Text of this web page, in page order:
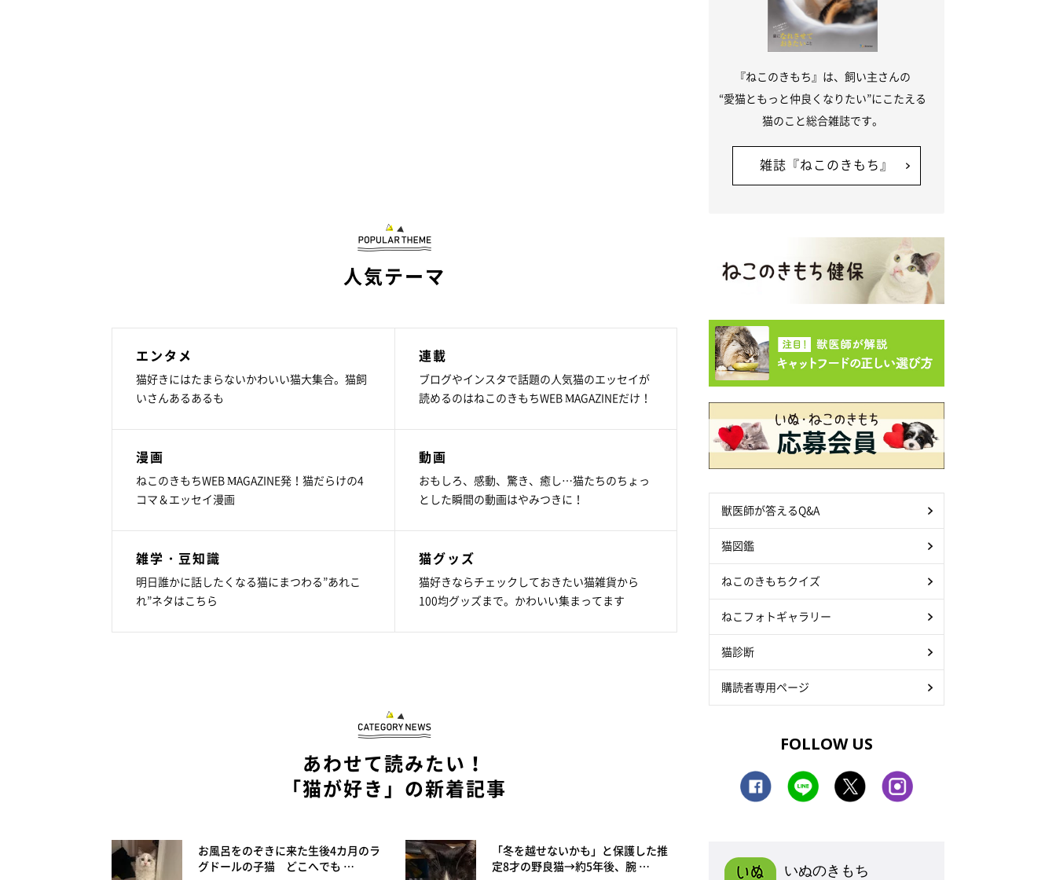
人気テーマ
エンタメ
猫好きにはたまらないかわいい猫大集合。猫飼
いさんあるあるも
連載
ブログやインスタで話題の人気猫のエッセイが
読めるのはねこのきもちWEB MAGAZINEだけ！
漫画
ねこのきもちWEB MAGAZINE発！猫だらけの4
コマ＆エッセイ漫画
動画
おもしろ、感動、驚き、癒し…猫たちのちょっ
とした瞬間の動画はやみつきに！
雑学・豆知識
明日誰かに話したくなる猫にまつわる”あれこ
れ”ネタはこちら
猫グッズ
猫好きならチェックしておきたい猫雑貨から
100均グッズまで。かわいい集まってます
あわせて読みたい！
「猫が好き」の新着記事
お風呂をのぞきに来た生後4カ月のラ
グドールの子猫 どこへでも …
「冬を越せないかも」と保護した推
定8才の野良猫→約5年後、腕 …
『ねこのきもち』は、飼い主さんの
“愛猫ともっと仲良くなりたい”にこたえる
猫のこと総合雑誌です。
雑誌『ねこのきもち』
獣医師が答えるQ&A
猫図鑑
ねこのきもちクイズ
ねこフォトギャラリー
猫診断
購読者専用ページ
FOLLOW US
いぬのきもち